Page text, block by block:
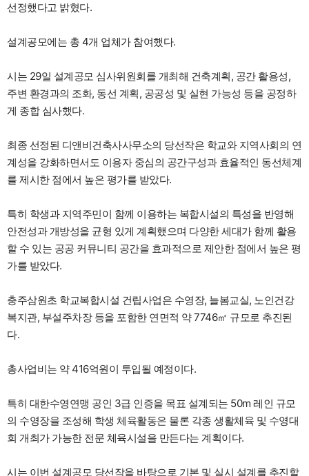
선정했다고 밝혔다.
설계공모에는 총 4개 업체가 참여했다.
시는 29일 설계공모 심사위원회를 개최해 건축계획, 공간 활용성,
주변 환경과의 조화, 동선 계획, 공공성 및 실현 가능성 등을 공정하
게 종합 심사했다.
최종 선정된 디앤비건축사사무소의 당선작은 학교와 지역사회의 연
계성을 강화하면서도 이용자 중심의 공간구성과 효율적인 동선체계
를 제시한 점에서 높은 평가를 받았다.
특히 학생과 지역주민이 함께 이용하는 복합시설의 특성을 반영해
안전성과 개방성을 균형 있게 계획했으며 다양한 세대가 함께 활용
할 수 있는 공공 커뮤니티 공간을 효과적으로 제안한 점에서 높은 평
가를 받았다.
충주삼원초 학교복합시설 건립사업은 수영장, 늘봄교실, 노인건강
복지관, 부설주차장 등을 포함한 연면적 약 7746㎡ 규모로 추진된
다.
총사업비는 약 416억원이 투입될 예정이다.
특히 대한수영연맹 공인 3급 인증을 목표 설계되는 50m 레인 규모
의 수영장을 조성해 학생 체육활동은 물론 각종 생활체육 및 수영대
회 개최가 가능한 전문 체육시설을 만든다는 계획이다.
시는 이번 설계공모 당선작을 바탕으로 기본 및 실시 설계를 추진할